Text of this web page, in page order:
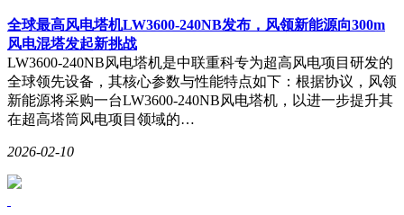
全球最高风电塔机LW3600-240NB发布，风领新能源向300m
风电混塔发起新挑战
LW3600-240NB风电塔机是中联重科专为超高风电项目研发的
全球领先设备，其核心参数与性能特点如下：根据协议，风领
新能源将采购一台LW3600-240NB风电塔机，以进一步提升其
在超高塔筒风电项目领域的…
2026-02-10